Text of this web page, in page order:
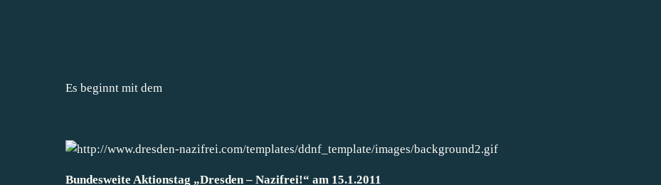
Es beginnt mit dem
Bundesweite Aktionstag „Dresden – Nazifrei!“ am 15.1.2011